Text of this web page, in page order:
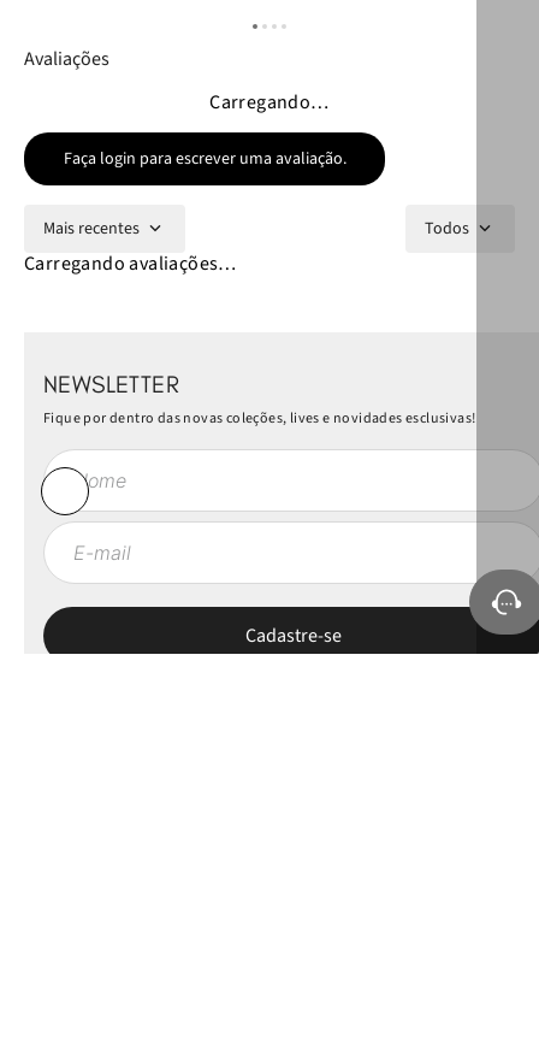
Avaliações
Carregando…
Faça login para escrever uma avaliação.
Mais recentes Todos
Carregando avaliações…
NEWSLETTER
Fique por dentro das novas coleções, lives e novidades esclusivas!